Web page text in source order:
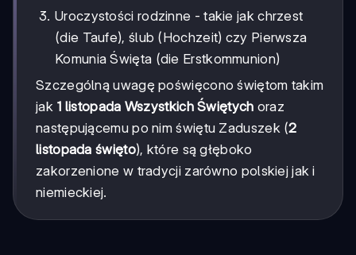
Uroczystości rodzinne - takie jak chrzest
(die Taufe), ślub (Hochzeit) czy Pierwsza
Komunia Święta (die Erstkommunion)
Szczególną uwagę poświęcono świętom takim
jak 1 listopada Wszystkich Świętych oraz
następującemu po nim świętu Zaduszek (2
listopada święto), które są głęboko
zakorzenione w tradycji zarówno polskiej jak i
niemieckiej.